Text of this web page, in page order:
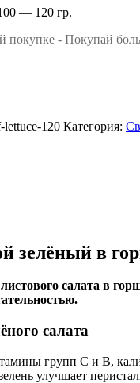
— 120 гр.
- Покупай
lettuce-120 Категория:
зелёный в
салата в
салата
групп С и В,
улучшает